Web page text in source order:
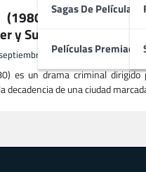
Sagas De Películas
Películas Premiadas
| Drama
y Susan Sarandon
30, 2025
es un drama criminal dirigido
decadencia de una ciudad